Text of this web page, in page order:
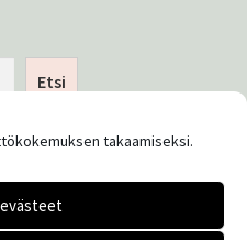
takaamiseksi.
Etsi